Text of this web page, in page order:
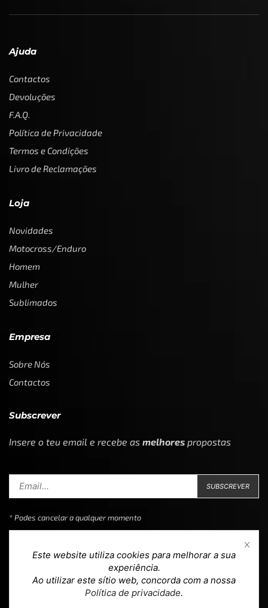
Ajuda
Contactos
Devoluções
F.A.Q.
Política de Privacidade
Termos e Condições
Livro de Reclamações
Loja
Novidades
Motocross/Enduro
Homem
Mulher
Sublimados
Empresa
Sobre Nós
Contactos
Subscrever
Insere o teu email e recebe as melhores propostas
* Podes cancelar a qualquer momento
Copyright © 2023Loja 39. Todos os direitos reservados.
Este website utiliza cookies para melhorar a sua
experiência.
Ao utilizar este sítio web, concorda com a nossa
Política de privacidade.